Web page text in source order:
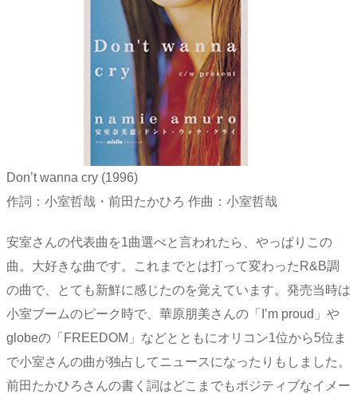
Don’t wanna cry (1996)
作詞：小室哲哉・前田たかひろ 作曲：小室哲哉
安室さんの代表曲を1曲選べと言われたら、やっぱりこの
曲。大好きな曲です。これまでとは打って変わったR&B調
の曲で、とても新鮮に感じたのを覚えています。発売当時は
小室ブームのピーク時で、華原朋美さんの「I’m proud」や
globeの「FREEDOM」などとともにオリコン1位から5位ま
で小室さんの曲が独占してニュースになったりもしました。
前田たかひろさんの書く詞はどこまでもポジティブなイメー